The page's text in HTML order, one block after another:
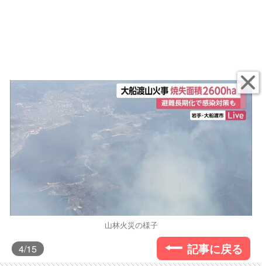
山林火災の様子
4/15 記事に戻る